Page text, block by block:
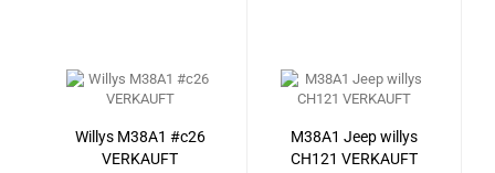
Willys M38A1 #c26
VERKAUFT
M38A1 Jeep willys
CH121 VERKAUFT